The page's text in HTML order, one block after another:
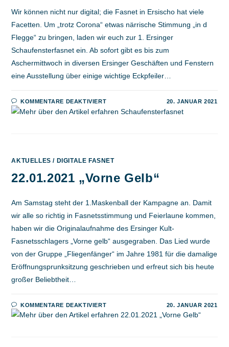
Wir können nicht nur digital; die Fasnet in Ersischo hat viele
Facetten. Um „trotz Corona“ etwas närrische Stimmung „in d
Flegge“ zu bringen, laden wir euch zur 1. Ersinger
Schaufensterfasnet ein. Ab sofort gibt es bis zum
Aschermittwoch in diversen Ersinger Geschäften und Fenstern
eine Ausstellung über einige wichtige Eckpfeiler…
KOMMENTARE DEAKTIVIERTFÜR
SCHAUFENSTERFASNET
20. JANUAR 2021
AKTUELLES / DIGITALE FASNET
22.01.2021 „Vorne Gelb“
Am Samstag steht der 1.Maskenball der Kampagne an. Damit
wir alle so richtig in Fasnetsstimmung und Feierlaune kommen,
haben wir die Originalaufnahme des Ersinger Kult-
Fasnetsschlagers „Vorne gelb“ ausgegraben. Das Lied wurde
von der Gruppe „Fliegenfänger“ im Jahre 1981 für die damalige
Eröffnungsprunksitzung geschrieben und erfreut sich bis heute
großer Beliebtheit…
KOMMENTARE DEAKTIVIERTFÜR
22.01.2021
„VORNE
20. JANUAR 2021